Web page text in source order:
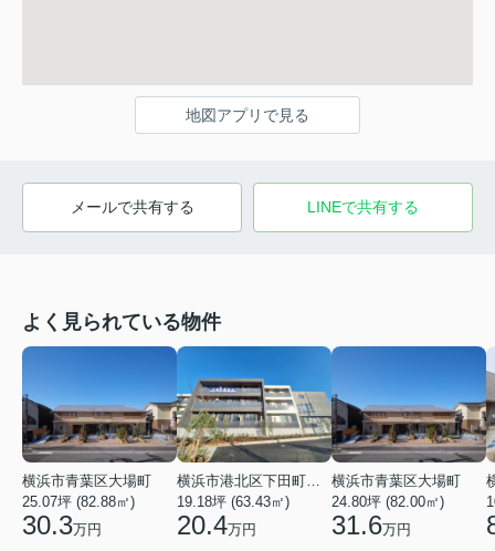
地図アプリで見る
メールで共有する LINEで共有する
よく見られている物件
横浜市青葉区大場町
25.07坪 (82.88㎡)
30.3万円
19.18坪 (63.43㎡)
20.4万円
横浜市青葉区大場町
24.80坪 (82.00㎡)
31.6万円